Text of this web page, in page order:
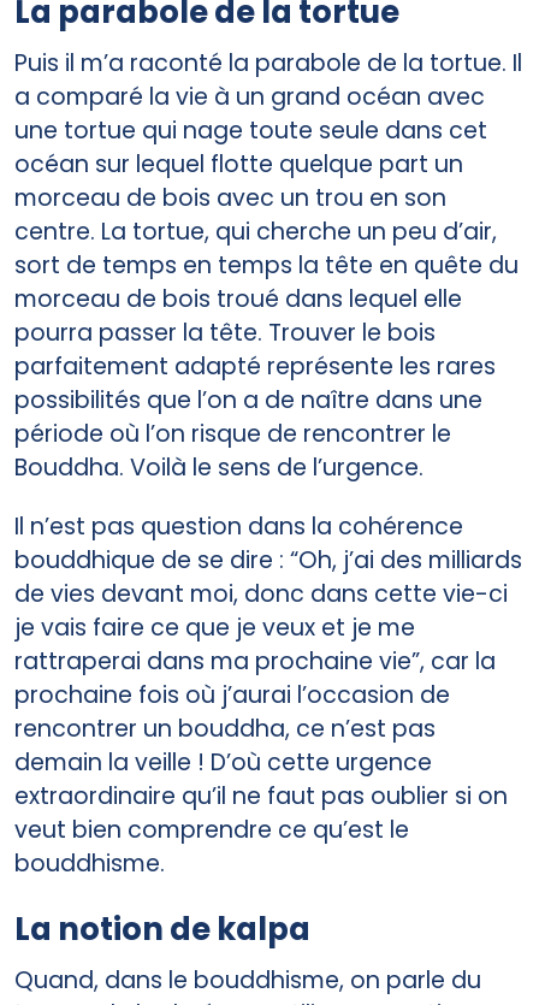
La parabole de la tortue
Puis il m’a raconté la parabole de la tortue. Il
a comparé la vie à un grand océan avec
une tortue qui nage toute seule dans cet
océan sur lequel flotte quelque part un
morceau de bois avec un trou en son
centre. La tortue, qui cherche un peu d’air,
sort de temps en temps la tête en quête du
morceau de bois troué dans lequel elle
pourra passer la tête. Trouver le bois
parfaitement adapté représente les rares
possibilités que l’on a de naître dans une
période où l’on risque de rencontrer le
Bouddha. Voilà le sens de l’urgence.
Il n’est pas question dans la cohérence
bouddhique de se dire : “Oh, j’ai des milliards
de vies devant moi, donc dans cette vie-ci
je vais faire ce que je veux et je me
rattraperai dans ma prochaine vie”, car la
prochaine fois où j’aurai l’occasion de
rencontrer un bouddha, ce n’est pas
demain la veille ! D’où cette urgence
extraordinaire qu’il ne faut pas oublier si on
veut bien comprendre ce qu’est le
bouddhisme.
La notion de kalpa
Quand, dans le bouddhisme, on parle du